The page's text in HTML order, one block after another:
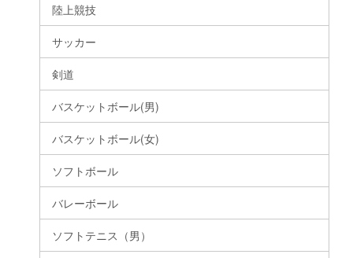
陸上競技
サッカー
剣道
バスケットボール(男)
バスケットボール(女)
ソフトボール
バレーボール
ソフトテニス（男）